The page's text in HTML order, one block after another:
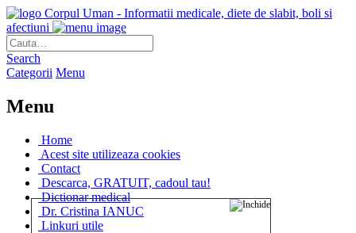
Corpul Uman - Informatii medicale, diete de slabit, boli si
afectiuni
Search
Categorii Menu
Menu
Home
Acest site utilizeaza cookies
Contact
Descarca, GRATUIT, cadoul tau!
Dictionar medical
Dr. Cristina IANUC
Linkuri utile